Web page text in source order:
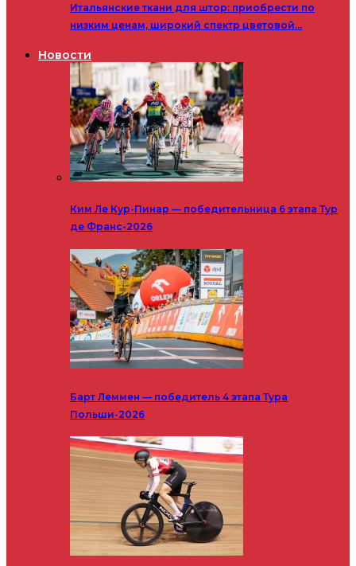
Итальянские ткани для штор: приобрести по
низким ценам, широкий спектр цветовой…
Новости
Ким Ле Кур-Пинар — победительница 6 этапа Тур
де Франс-2026
Барт Леммен — победитель 4 этапа Тура
Польши-2026